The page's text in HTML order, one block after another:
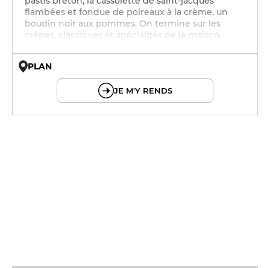
flambées et fondue de poireaux à la crème, un
boudin noir aux pommes. On termine sur les
crêpes, classiques et spécialités de la maison.
PLAN
JE M'Y RENDS